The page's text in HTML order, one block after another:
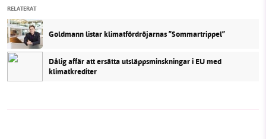
RELATERAT
Goldmann listar klimatfördröjarnas ”Sommartrippel”
Dålig affär att ersätta utsläppsminskningar i EU med
klimatkrediter